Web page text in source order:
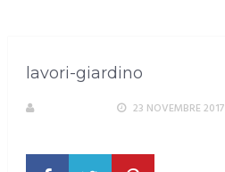
lavori-giardino
23 NOVEMBRE 2017